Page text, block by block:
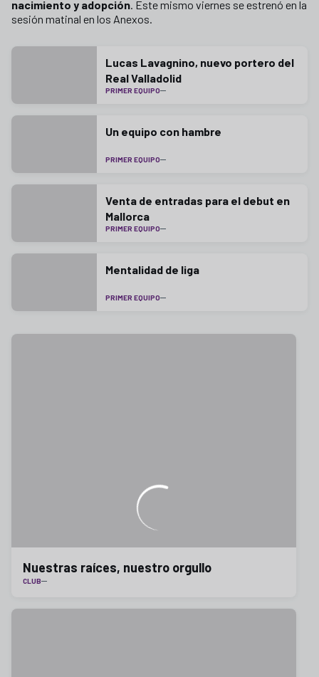
nacimiento y adopción. Este mismo viernes se estrenó en la
sesión matinal en los Anexos.
Lucas Lavagnino, nuevo portero del
Real Valladolid
PRIMER EQUIPO
Un equipo con hambre
PRIMER EQUIPO
Venta de entradas para el debut en
Mallorca
PRIMER EQUIPO
Mentalidad de liga
PRIMER EQUIPO
Nuestras raíces, nuestro orgullo
CLUB